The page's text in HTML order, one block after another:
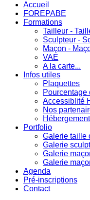
Accueil
FOREPABE
Formations
Tailleur -
Sculpteur -
Maçon -
VAE
A la carte...
Infos utiles
Plaquettes
Pourcentage
Accessiblité
Nos
Hébergement
Portfolio
Galerie taille
Galerie
Galerie
Galerie
Agenda
Pré-inscriptions
Contact